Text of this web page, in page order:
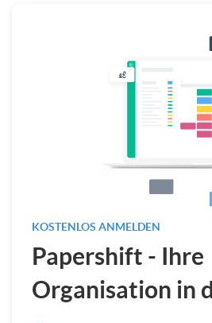
KOSTENLOS ANMELDEN
Papershift - Ihre
Organisation in